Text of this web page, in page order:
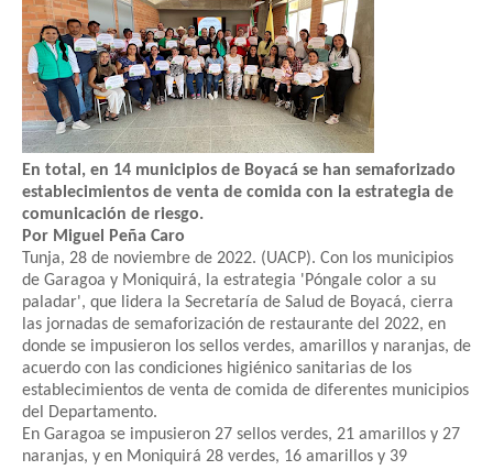
En total, en 14 municipios de Boyacá se han semaforizado
establecimientos de venta de comida con la estrategia de
comunicación de riesgo.
Por Miguel Peña Caro
Tunja, 28 de noviembre de 2022. (UACP). Con los municipios
de Garagoa y Moniquirá, la estrategia 'Póngale color a su
paladar', que lidera la Secretaría de Salud de Boyacá, cierra
las jornadas de semaforización de restaurante del 2022, en
donde se impusieron los sellos verdes, amarillos y naranjas, de
acuerdo con las condiciones higiénico sanitarias de los
establecimientos de venta de comida de diferentes municipios
del Departamento.
En Garagoa se impusieron 27 sellos verdes, 21 amarillos y 27
naranjas, y en Moniquirá 28 verdes, 16 amarillos y 39